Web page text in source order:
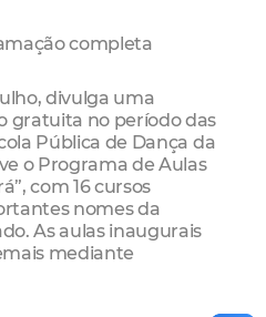
completa
divulga uma
gratuita no período das
Pública de Dança da
o Programa de Aulas
com 16 cursos
nomes da
As aulas inaugurais
mediante